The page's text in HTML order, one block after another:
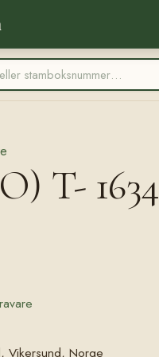
T- 1634
Vikersund, Norge